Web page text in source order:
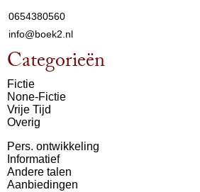
0654380560
info@boek2.nl
Categorieën
Fictie
None-Fictie
Vrije Tijd
Overig
Pers. ontwikkeling
Informatief
Andere talen
Aanbiedingen